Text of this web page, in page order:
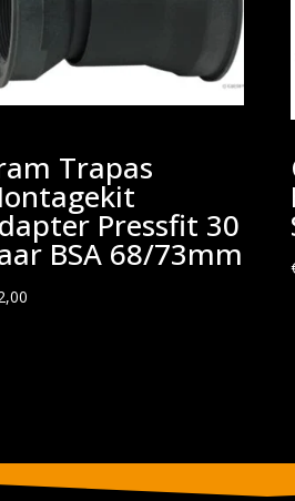
Trapas
Pressfit 30
BSA 68/73mm